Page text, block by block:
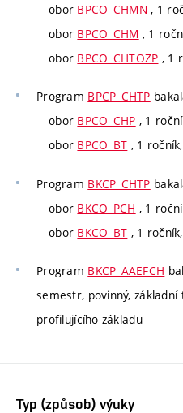
obor BPCO_CHMN , 1
obor BPCO_CHM , 1
obor BPCO_CHTOZP , 1
Program BPCP_CHTP
obor BPCO_CHP , 1
obor BPCO_BT , 1
Program BKCP_CHTP
obor BKCO_PCH , 1
obor BKCO_BT , 1
Program BKCP_AAEFCH
semestr, povinný,
profilujícího základu
Typ (způsob) výuky